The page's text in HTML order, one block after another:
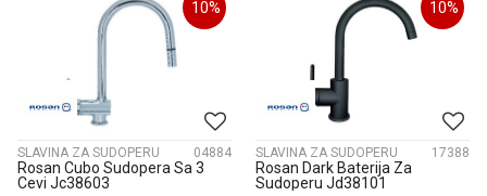
10%
SLAVINA ZA SUDOPERU 04884
Rosan Cubo Sudopera Sa 3
Cevi Jc38603
10%
SLAVINA ZA SUDOPERU 17388
Rosan Dark Baterija Za
Sudoperu Jd38101